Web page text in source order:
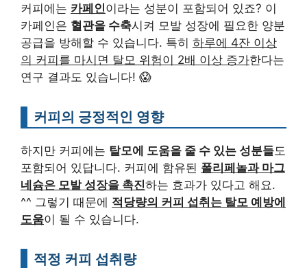
커피에는 카페인이라는 성분이 포함되어 있죠? 이
카페인은 혈관을 수축시켜 모발 성장에 필요한 양분
공급을 방해할 수 있습니다. 특히 하루에 4잔 이상
의 커피를 마시면 탈모 위험이 2배 이상 증가한다는
연구 결과도 있습니다! 😱
커피의 긍정적인 영향
하지만 커피에는 탈모에 도움을 줄 수 있는 성분들도
포함되어 있답니다. 커피에 함유된 폴리페놀과 마그
네슘은 모발 성장을 촉진하는 효과가 있다고 해요.
^^ 그렇기 때문에 적당량의 커피 섭취는 탈모 예방에
도움이 될 수 있습니다.
적정 커피 섭취량